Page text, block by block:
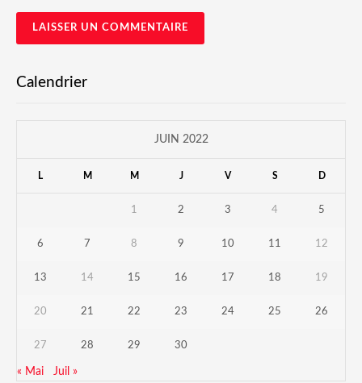
Calendrier
JUIN 2022
L M M J V S D
1 2 3 4 5
6 7 8 9 10 11 12
13 14 15 16 17 18 19
20 21 22 23 24 25 26
27 28 29 30
« Mai Juil »